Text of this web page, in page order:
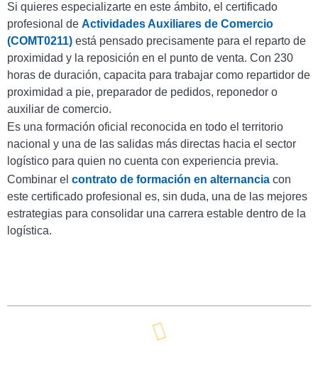
Si quieres especializarte en este ámbito, el certificado
profesional de Actividades Auxiliares de Comercio
(COMT0211) está pensado precisamente para el reparto de
proximidad y la reposición en el punto de venta. Con 230
horas de duración, capacita para trabajar como repartidor de
proximidad a pie, preparador de pedidos, reponedor o
auxiliar de comercio.
Es una formación oficial reconocida en todo el territorio
nacional y una de las salidas más directas hacia el sector
logístico para quien no cuenta con experiencia previa.
Combinar el contrato de formación en alternancia con
este certificado profesional es, sin duda, una de las mejores
estrategias para consolidar una carrera estable dentro de la
logística.